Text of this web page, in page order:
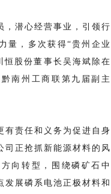
，潜心经营事业，引领行
量，多次获得“贵州企业
恒股份董事长吴海斌除在
南州工商联第九届副主
有责任和义务为促进自身
司正抢抓新能源材料的风
向转型，围绕磷矿石中
发展磷系电池正极材料和